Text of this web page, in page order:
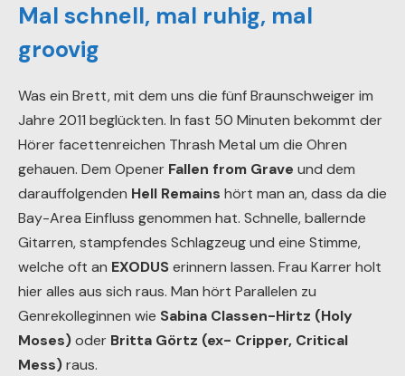
Mal schnell, mal ruhig, mal
groovig
Was ein Brett, mit dem uns die fünf Braunschweiger im
Jahre 2011 beglückten. In fast 50 Minuten bekommt der
Hörer facettenreichen Thrash Metal um die Ohren
gehauen. Dem Opener Fallen from Grave und dem
darauffolgenden Hell Remains hört man an, dass da die
Bay-Area Einfluss genommen hat. Schnelle, ballernde
Gitarren, stampfendes Schlagzeug und eine Stimme,
welche oft an EXODUSerinnern lassen. Frau Karrer holt
hier alles aus sich raus. Man hört Parallelen zu
Genrekolleginnen wie Sabina Classen-Hirtz (Holy
Moses)oder Britta Görtz (ex- Cripper, Critical
Mess)raus.